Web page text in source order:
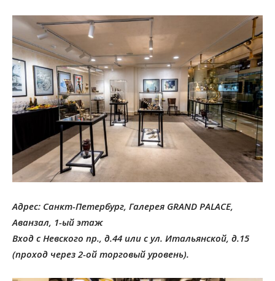
Адрес: Санкт-Петербург, Галерея GRAND PALACE,
Аванзал, 1-ый этаж
Вход с Невского пр., д.44 или с ул. Итальянской, д.15
(проход через 2-ой торговый уровень).